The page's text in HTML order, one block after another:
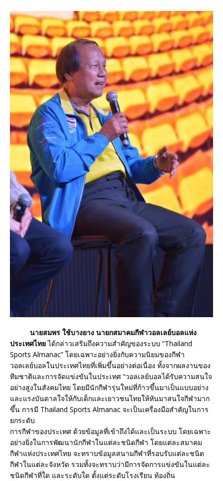
นายสมพร ใช้บางยาง นายกสมาคมกีฬาวอลเลย์บอลแห่ง
ประเทศไทยได้กล่าวเสริมถึงความสำคัญของระบบ “Thailand
Sports Almanac” โดยเฉพาะอย่างยิ่งกับความนิยมของกีฬา
วอลเลย์บอลในประเทศไทยที่เพิ่มขึ้นอย่างต่อเนื่อง ทั้งจากผลงานของ
ทีมชาติและการจัดแข่งขันในประเทศ “วอลเลย์บอลได้รับความสนใจ
อย่างสูงในสังคมไทย โดยมีนักกีฬารุ่นใหม่ที่ก้าวขึ้นมาเป็นแบบอย่าง
และแรงบันดาลใจให้กับเด็กและเยาวชนไทยให้หันมาสนใจกีฬามาก
ขึ้น การมี Thailand Sports Almanac จะเป็นเครื่องมือสำคัญในการ
ยกระดับ
การกีฬาของประเทศ ด้วยข้อมูลที่เข้าถึงได้และเป็นระบบ โดยเฉพาะ
อย่างยิ่งในการพัฒนานักกีฬาในแต่ละชนิดกีฬา โดยแต่ละสมาคม
กีฬาแห่งประเทศไทย จะทราบข้อมูลสนามกีฬาที่รอบรับแต่ละชนิด
กีฬาในแต่ละจังหวัด รวมทั้งจะทราบว่ามีการจัดการแข่งขันในแต่ละ
ชนิดกีฬาที่ใด และระดับใด ตั้งแต่ระดับโรงเรียน ท้องถิ่น